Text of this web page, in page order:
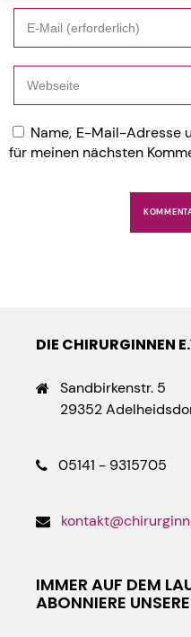
Name, E-Mail-Adresse
für meinen nächsten
DIE CHIRURGINNEN
Sandbirkenstr. 5
29352
05141 - 9315705
IMMER AUF DEM
ABONNIERE